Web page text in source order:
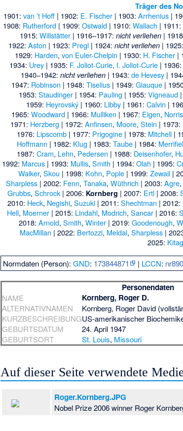
Träger des
1901:van ’t Hoff | 1902: E. Fischer | 1903:Arrhenius |
1908: Rutherford | 1909:Ostwald | 1910:Wallach | 1911:
1915:Willstätter | 1916–1917:nicht verliehen |
1922:Aston | 1923: Pregl | 1924:nicht verliehen |
1929: Harden, von Euler-Chelpin | 1930: H. Fischer|
1934: Urey| 1935: F. Joliot-Curie, I. Joliot-Curie| 1936:
1940–1942:nicht verliehen | 1943:de Hevesy |
1947: Robinson | 1948:Tiselius | 1949:Giauque |
1953: Staudinger| 1954: Pauling | 1955: Vigneaud|
1959: Heyrovský | 1960: Libby | 1961:Calvin |
1965: Woodward| 1966: Mulliken | 1967: Eigen,
1971: Herzberg | 1972:Anfinsen, Moore,Stein | 1973:
1976: Lipscomb | 1977: Prigogine | 1978: Mitchell |
Hoffmann | 1982: Klug | 1983:Taube | 1984:
1987: Cram, Lehn, Pedersen | 1988: Deisenhofer,
1992: Marcus| 1993: Mullis, Smith | 1994: Olah | 1995:
Walker, Skou | 1998: Kohn, Pople| 1999: Zewail|
Sharpless | 2002: Fenn,Tanaka,Wüthrich | 2003:Agre,
Grubbs,Schrock | 2006: Kornberg | 2007: Ertl | 2008:
2010: Heck, Negishi, Suzuki| 2011: Shechtman | 2012:
Hell, Moerner | 2015: Lindahl, Modrich,Sancar | 2016:
2018:Arnold,Smith,Winter | 2019:Goodenough,
MacMillan | 2022: Bertozzi, Meldal,Sharpless |
2025:
Normdaten (Person):GND: 173844871 | LCCN:
Personendaten
NAME Kornberg, Roger D.
ALTERNATIVNAMEN
Kornberg, Roger David
KURZBESCHREIBUNGUS-amerikanischer
GEBURTSDATUM
24. April 1947
GEBURTSORT
St. Louis, Missouri
Auf dieser Seite verwendete
Roger.Kornberg.JPG
Nobel Prize 2006 winner Roger